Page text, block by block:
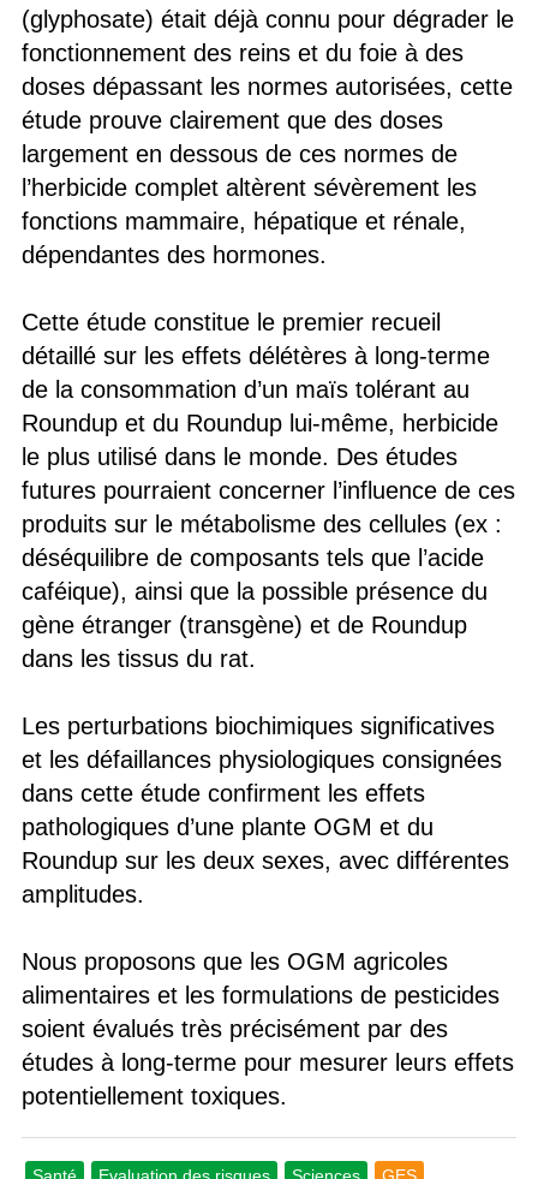
(glyphosate) était déjà connu pour dégrader le
fonctionnement des reins et du foie à des
doses dépassant les normes autorisées, cette
étude prouve clairement que des doses
largement en dessous de ces normes de
l’herbicide complet altèrent sévèrement les
fonctions mammaire, hépatique et rénale,
dépendantes des hormones.
Cette étude constitue le premier recueil
détaillé sur les effets délétères à long-terme
de la consommation d’un maïs tolérant au
Roundup et du Roundup lui-même, herbicide
le plus utilisé dans le monde. Des études
futures pourraient concerner l’influence de ces
produits sur le métabolisme des cellules (ex :
déséquilibre de composants tels que l’acide
caféique), ainsi que la possible présence du
gène étranger (transgène) et de Roundup
dans les tissus du rat.
Les perturbations biochimiques significatives
et les défaillances physiologiques consignées
dans cette étude confirment les effets
pathologiques d’une plante OGM et du
Roundup sur les deux sexes, avec différentes
amplitudes.
Nous proposons que les OGM agricoles
alimentaires et les formulations de pesticides
soient évalués très précisément par des
études à long-terme pour mesurer leurs effets
potentiellement toxiques.